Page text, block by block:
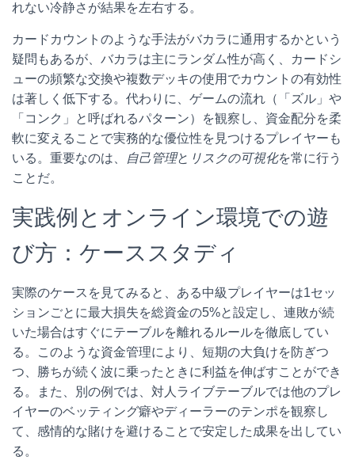
れない冷静さが結果を左右する。
カードカウントのような手法がバカラに通用するかという
疑問もあるが、バカラは主にランダム性が高く、カードシ
ューの頻繁な交換や複数デッキの使用でカウントの有効性
は著しく低下する。代わりに、ゲームの流れ（「ズル」や
「コンク」と呼ばれるパターン）を観察し、資金配分を柔
軟に変えることで実務的な優位性を見つけるプレイヤーも
いる。重要なのは、
自己管理と リスクの可視化を常に行う
ことだ。
実践例とオンライン環境での遊
び方：ケーススタディ
実際のケースを見てみると、ある中級プレイヤーは1セッ
ションごとに最大損失を総資金の5%と設定し、連敗が続
いた場合はすぐにテーブルを離れるルールを徹底してい
る。このような資金管理により、短期の大負けを防ぎつ
つ、勝ちが続く波に乗ったときに利益を伸ばすことができ
る。また、別の例では、対人ライブテーブルでは他のプレ
イヤーのベッティング癖やディーラーのテンポを観察し
て、感情的な賭けを避けることで安定した成果を出してい
る。